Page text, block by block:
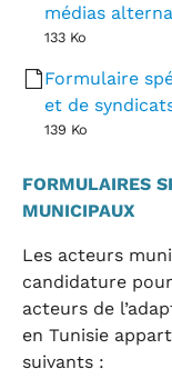
médias
133 Ko
Formulaire
et de
139 Ko
FORMULAIRES
MUNICIPAUX
Les acteurs
candidature
acteurs de
en Tunisie
suivants :